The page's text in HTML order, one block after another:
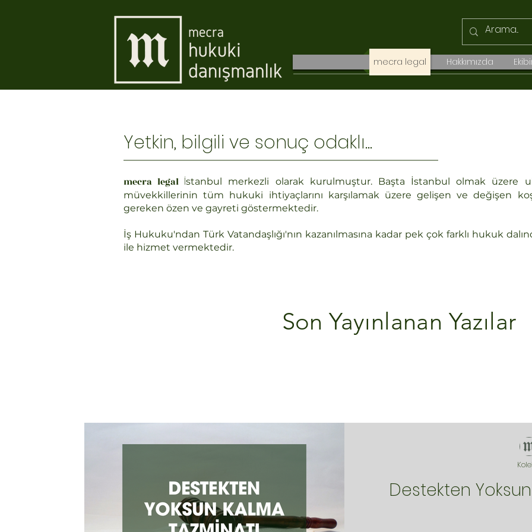
mecra legal Hakkımızda
Yetkin, bilgili ve sonuç odaklı...
mecra legal İstanbul merkezli olarak kurulmuştur. Başta İstanbul olmak üzere
müvekkillerinin tüm hukuki ihtiyaçlarını karşılamak üzere gelişen ve değişen
gereken özen ve gayreti göstermektedir.
İş Hukuku'ndan Türk Vatandaşlığı'nın kazanılmasına kadar pek çok farklı hukuk
ile hizmet vermektedir.
Son Yayınlanan Yazılar
Destekten